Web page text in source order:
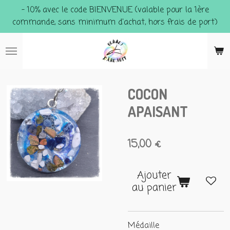
Passer
au
contenu
principal
- 10% avec le code BIENVENUE (valable pour la 1ère
commande, sans minimum d'achat, hors frais de port)
COCON
APAISANT
15,00 €
Ajouter
au panier
Médaille